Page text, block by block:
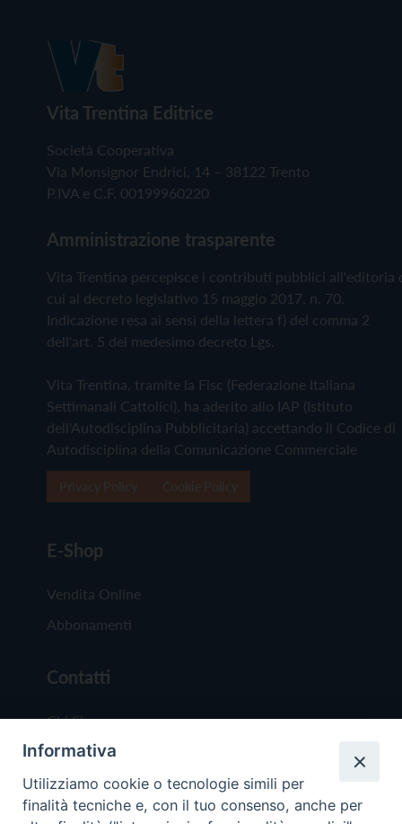
Vita Trentina Editrice
Società Cooperativa
Via Monsignor Endrici, 14 – 38122 Trento
P.IVA e C.F. 00199960220
Amministrazione trasparente
Vita Trentina percepisce i contributi pubblici all'editoria
cui al decreto legislativo 15 maggio 2017, n. 70.
Indicazione resa ai sensi della lettera f) del comma 2
dell'art. 5 del medesimo decreto Lgs.
Vita Trentina, tramite la Fisc (Federazione Italiana
Settimanali Cattolici), ha aderito allo IAP (Istituto
dell'Autodisciplina Pubblicitaria) accettando il Codice di
Autodisciplina della Comunicazione Commerciale
E-Shop
Vendita Online
Abbonamenti
Contatti
Chi Siamo
Redazione
Scrivici
Informativa
Utilizziamo cookie o tecnologie simili per
finalità tecniche e, con il tuo consenso, anche per